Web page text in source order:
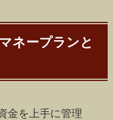
ネープランと
金を上手に管理